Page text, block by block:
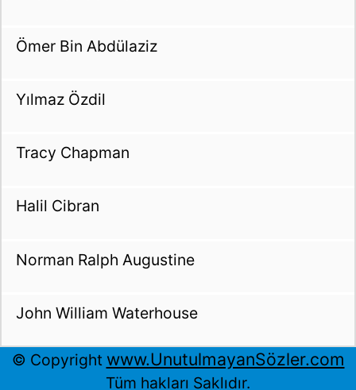
Ömer Bin Abdülaziz
Yılmaz Özdil
Tracy Chapman
Halil Cibran
Norman Ralph Augustine
John William Waterhouse
© Copyright www.UnutulmayanSözler.com
Tüm hakları Saklıdır.